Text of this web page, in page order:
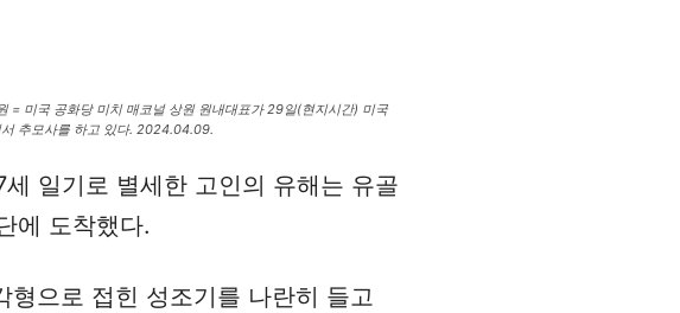
= 미국 공화당 미치 매코널 상원 원내대표가 29일(현지시간) 미국
추모사를 하고 있다. 2024.04.09.
일기로 별세한 고인의 유해는 유골
에 도착했다.
으로 접힌 성조기를 나란히 들고